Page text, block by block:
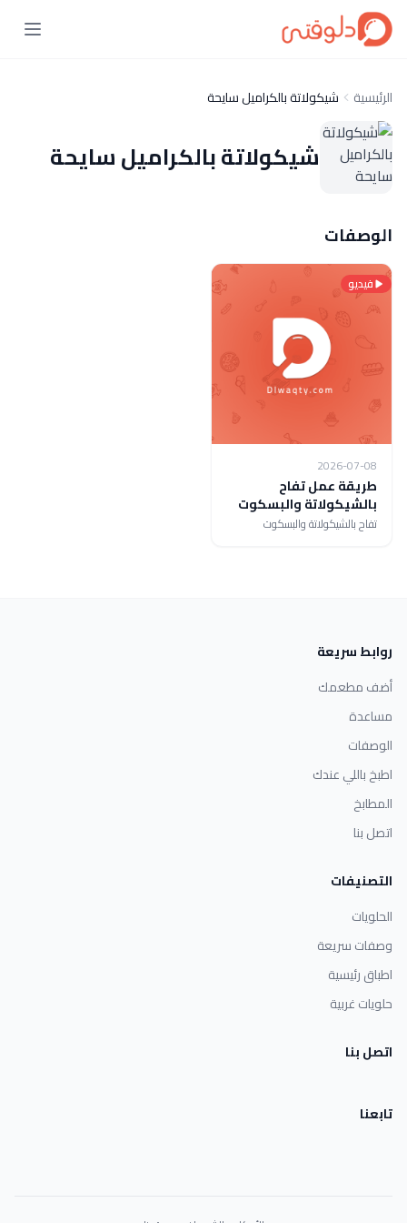
الرئيسية شيكولاتة بالكراميل سايحة
شيكولاتة بالكراميل سايحة
الوصفات
فيديو
2026-07-08
طريقة عمل تفاح
بالشيكولاتة والبسكوت
تفاح بالشيكولاتة والبسكوت
روابط سريعة
أضف مطعمك
مساعدة
الوصفات
اطبخ باللي عندك
المطابخ
اتصل بنا
التصنيفات
الحلويات
وصفات سريعة
اطباق رئيسية
حلويات غربية
اتصل بنا
تابعنا